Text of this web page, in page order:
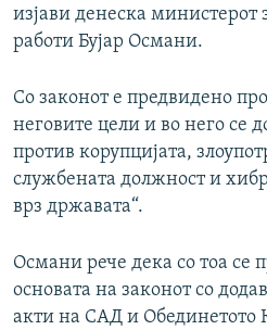
изјави денеска
работи Бујар Османи.
Со законот е предвидено
неговите цели и во него се
против корупцијата,
службената должност и
врз државата“.
Османи рече дека со тоа се
основата на законот со
акти на САД и Обединетото